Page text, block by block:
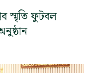
স্মৃতি ফুটবল